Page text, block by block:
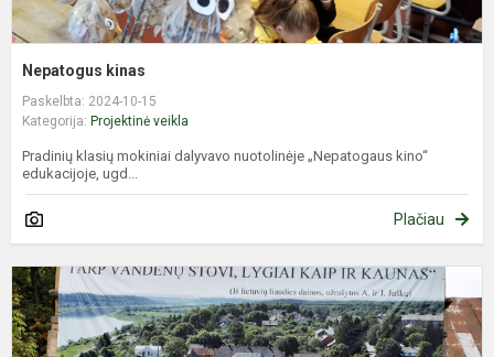
Nepatogus kinas
Paskelbta: 2024-10-15
Kategorija: Projektinė veikla
Pradinių klasių mokiniai dalyvavo nuotolinėje „Nepatogaus kino“
edukacijoje, ugd...
Plačiau